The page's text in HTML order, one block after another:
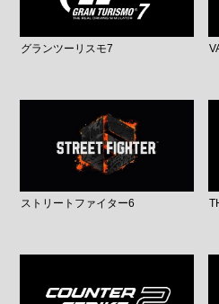
グランツーリスモ7
ストリートファイター6